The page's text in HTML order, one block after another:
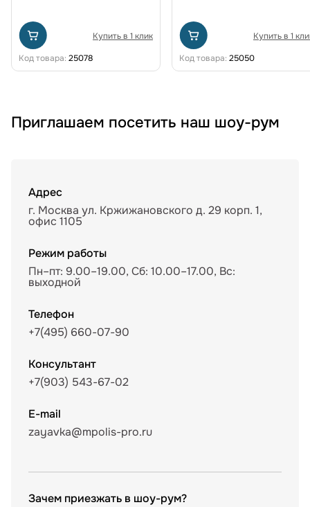
Купить в 1 клик
Код товара: 25078
Купить в 1
Код товара: 25050
Приглашаем посетить наш шоу-рум
Адрес
г. Москва ул. Кржижановского д. 29 корп. 1,
офис 1105
Режим работы
Пн–пт: 9.00–19.00, Сб: 10.00–17.00, Вс:
выходной
Телефон
+7(495) 660-07-90
Консультант
+7(903) 543-67-02
E-mail
zayavka@mpolis-pro.ru
Зачем приезжать в шоу-рум?